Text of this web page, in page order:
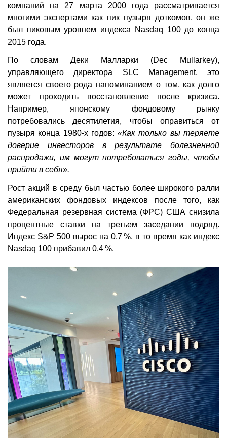
компаний на 27 марта 2000 года рассматривается
многими экспертами как пик пузыря доткомов, он же
был пиковым уровнем индекса Nasdaq 100 до конца
2015 года.
По словам Деки Малларки (Dec Mullarkey),
управляющего директора SLC Management, это
является своего рода напоминанием о том, как долго
может проходить восстановление после кризиса.
Например, японскому фондовому рынку
потребовались десятилетия, чтобы оправиться от
пузыря конца 1980-х годов:«Как только вы теряете
доверие инвесторов в результате болезненной
распродажи, им могут потребоваться годы, чтобы
прийти в себя».
Рост акций в среду был частью более широкого ралли
американских фондовых индексов после того, как
Федеральная резервная система (ФРС) США снизила
процентные ставки на третьем заседании подряд.
Индекс S&P 500 вырос на 0,7 %, в то время как индекс
Nasdaq 100 прибавил 0,4 %.